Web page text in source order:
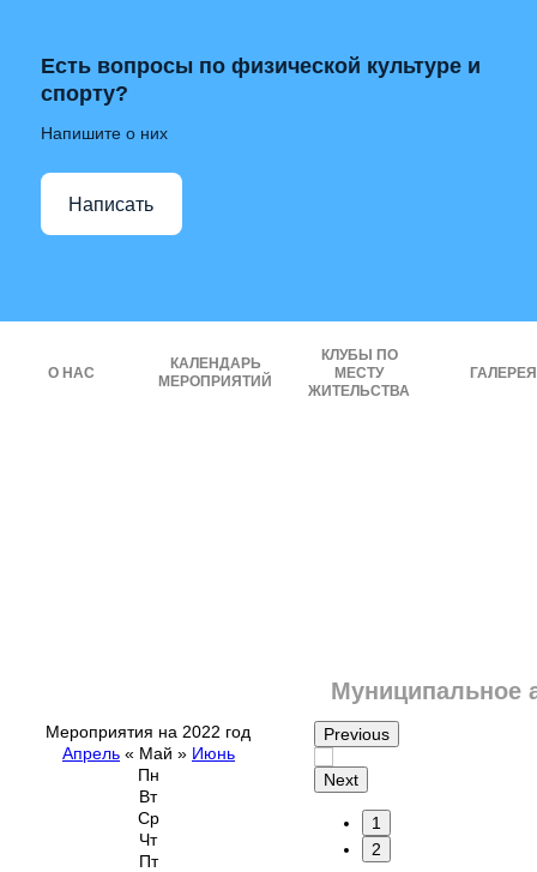
Есть вопросы по физической культуре и
спорту?
Напишите о них
Написать
О НАС
КАЛЕНДАРЬ
МЕРОПРИЯТИЙ
КЛУБЫ ПО
МЕСТУ
ЖИТЕЛЬСТВА
ГАЛЕРЕЯ
Муниципальное
Мероприятия на 2022 год
Апрель « Май » Июнь
Пн
Вт
Ср
Чт
Пт
Previous
Next
1
2